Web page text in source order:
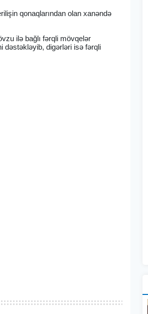
qonaqlarından olan xanəndə
ilə bağlı fərqli mövqelər
dəstəkləyib, digərləri isə fərqli